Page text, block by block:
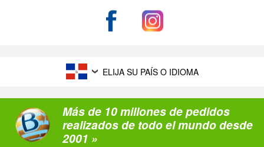
ELIJA SU PAÍS O IDIOMA
Más de 10 millones de pedidos
realizados de todo el mundo desde
2001 »